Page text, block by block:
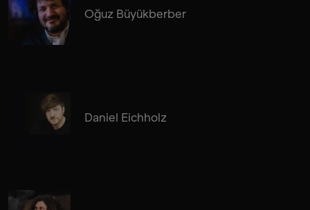
Oğuz Büyükberber
Daniel Eichholz